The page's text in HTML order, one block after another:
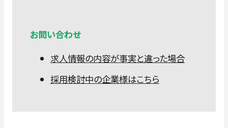
お問い合わせ
求人情報の内容が事実と違った場合
採用検討中の企業様はこちら